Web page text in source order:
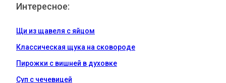
Интересное:
Щи из щавеля с яйцом
Классическая щука на сковороде
Пирожки с вишней в духовке
Суп с чечевицей